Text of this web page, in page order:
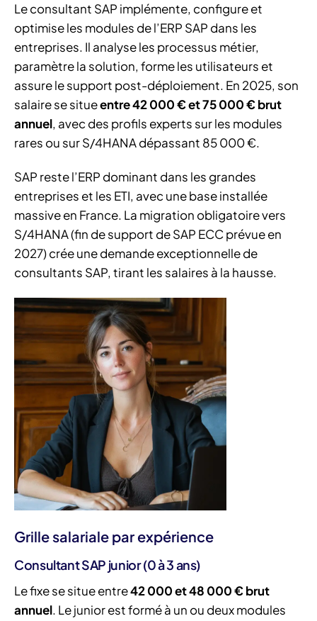
Le consultant SAP implémente, configure et
optimise les modules de l’ERP SAP dans les
entreprises. Il analyse les processus métier,
paramètre la solution, forme les utilisateurs et
assure le support post-déploiement. En 2025, son
salaire se situeentre 42 000 € et 75 000 € brut
annuel, avec des profils experts sur les modules
rares ou sur S/4HANA dépassant 85 000 €.
SAP reste l’ERP dominant dans les grandes
entreprises et les ETI, avec une base installée
massive en France. La migration obligatoire vers
S/4HANA (fin de support de SAP ECC prévue en
2027) crée une demande exceptionnelle de
consultants SAP, tirant les salaires à la hausse.
Grille salariale par expérience
Consultant SAP junior (0 à 3 ans)
Le fixe se situe entre42 000 et 48 000 € brut
annuel. Le junior est formé à un ou deux modules